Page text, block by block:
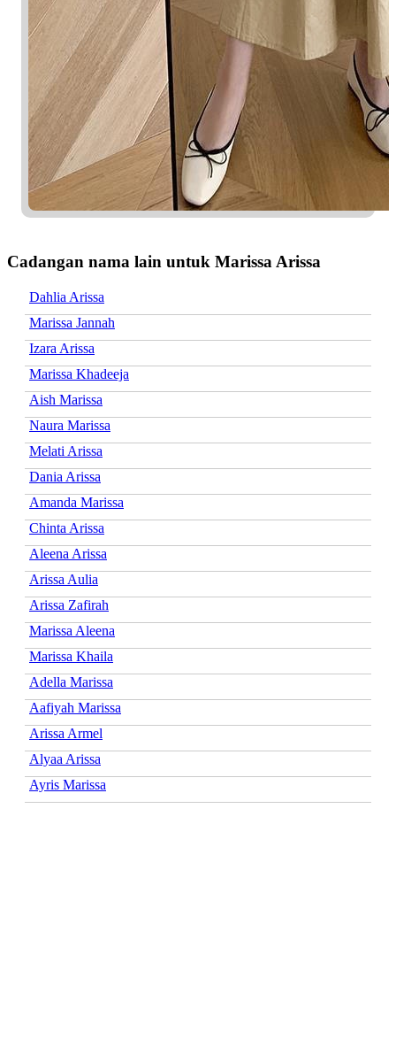
Cadangan nama lain untuk Marissa Arissa
Dahlia Arissa
Marissa Jannah
Izara Arissa
Marissa Khadeeja
Aish Marissa
Naura Marissa
Melati Arissa
Dania Arissa
Amanda Marissa
Chinta Arissa
Aleena Arissa
Arissa Aulia
Arissa Zafirah
Marissa Aleena
Marissa Khaila
Adella Marissa
Aafiyah Marissa
Arissa Armel
Alyaa Arissa
Ayris Marissa